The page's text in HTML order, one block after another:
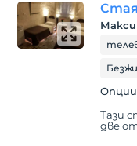
Правила на
настаняване
домашен любимец
Опции
Тази
две